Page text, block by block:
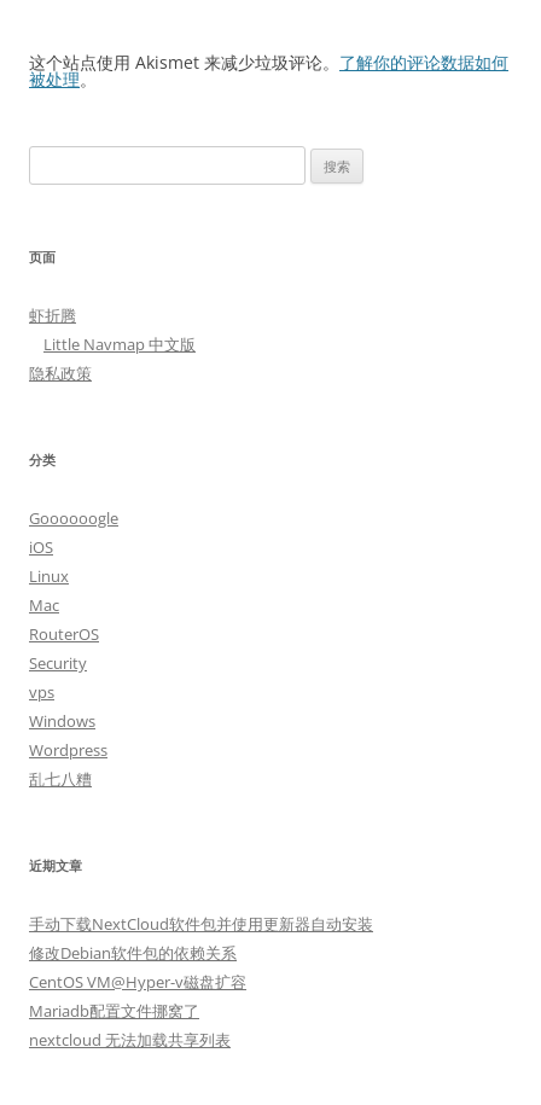
这个站点使用 Akismet 来减少垃圾评论。 了解你的评论数据如何
被处理。
索：
页面
虾折腾
Little Navmap 中文版
隐私政策
分类
Goooooogle
iOS
Linux
Mac
RouterOS
Security
vps
Windows
Wordpress
乱七八糟
近期文章
手动下载NextCloud软件包并使用更新器自动安装
修改Debian软件包的依赖关系
CentOS VM@Hyper-v磁盘扩容
Mariadb配置文件挪窝了
nextcloud 无法加载共享列表